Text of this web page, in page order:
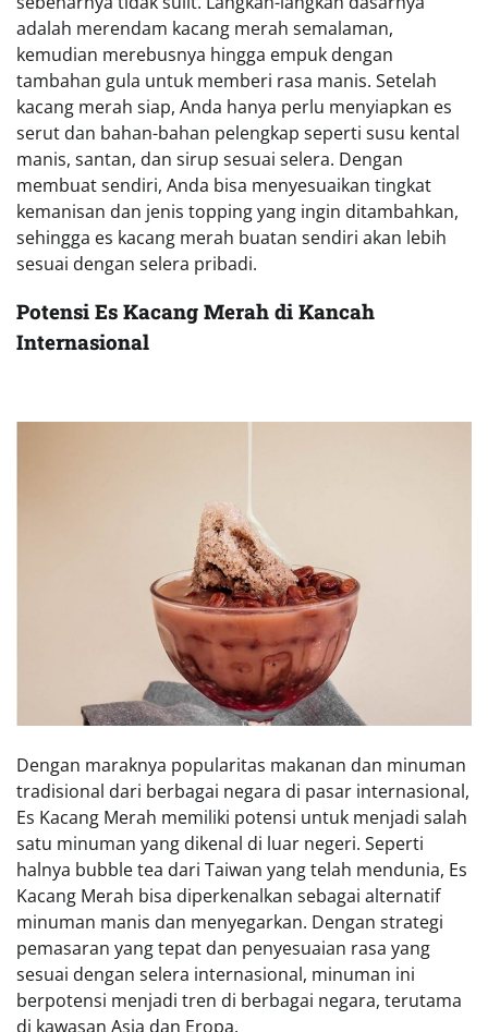
adalah merendam kacang merah semalaman,
kemudian merebusnya hingga empuk dengan
tambahan gula untuk memberi rasa manis. Setelah
kacang merah siap, Anda hanya perlu menyiapkan es
serut dan bahan-bahan pelengkap seperti susu kental
manis, santan, dan sirup sesuai selera. Dengan
membuat sendiri, Anda bisa menyesuaikan tingkat
kemanisan dan jenis topping yang ingin ditambahkan,
sehingga es kacang merah buatan sendiri akan lebih
sesuai dengan selera pribadi.
Potensi Es Kacang Merah di Kancah
Internasional
Dengan maraknya popularitas makanan dan minuman
tradisional dari berbagai negara di pasar internasional,
Es Kacang Merah memiliki potensi untuk menjadi salah
satu minuman yang dikenal di luar negeri. Seperti
halnya bubble tea dari Taiwan yang telah mendunia, Es
Kacang Merah bisa diperkenalkan sebagai alternatif
minuman manis dan menyegarkan. Dengan strategi
pemasaran yang tepat dan penyesuaian rasa yang
sesuai dengan selera internasional, minuman ini
berpotensi menjadi tren di berbagai negara, terutama
di kawasan Asia dan Eropa.